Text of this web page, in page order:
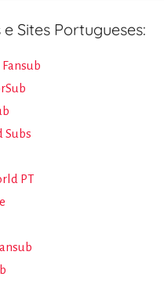
Sites Portugueses:
Subs
PT